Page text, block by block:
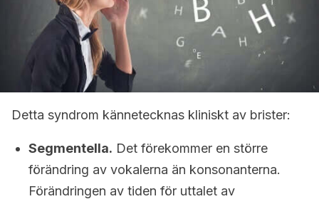
Detta syndrom kännetecknas kliniskt av brister:
Segmentella. Det förekommer en större
förändring av vokalerna än konsonanterna.
Förändringen av tiden för uttalet av